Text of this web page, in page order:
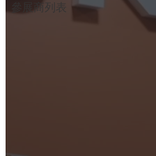
參展商列表